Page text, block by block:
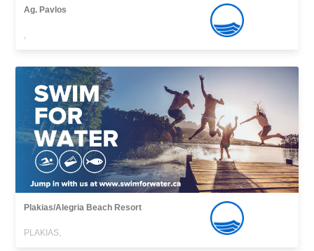
Ag. Pavlos
,
Plakias/Alegria Beach Resort
PLAKIAS,